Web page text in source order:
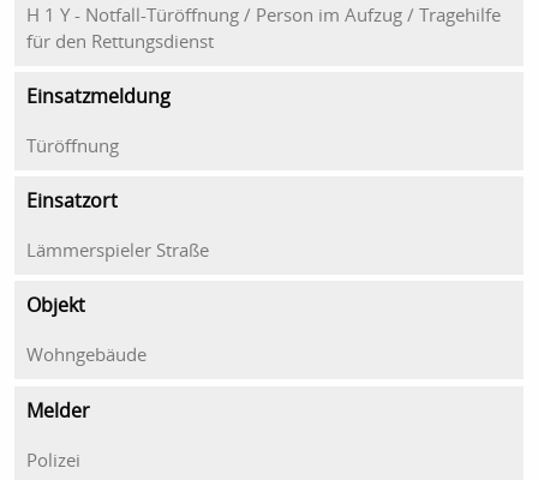
H 1 Y - Notfall-Türöffnung / Person im Aufzug / Tragehilfe
für den Rettungsdienst
Einsatzmeldung
Türöffnung
Einsatzort
Lämmerspieler Straße
Objekt
Wohngebäude
Melder
Polizei